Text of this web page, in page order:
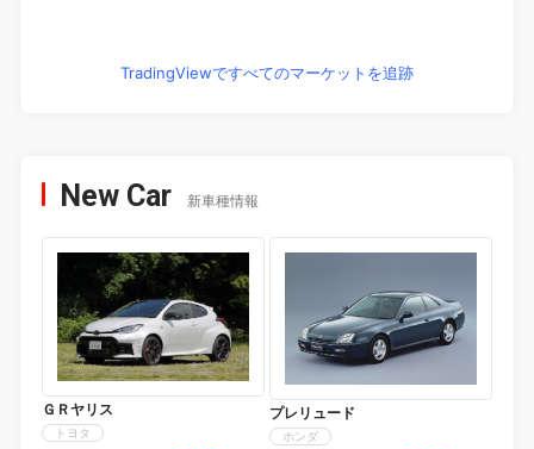
TradingViewですべてのマーケットを追跡
New Car 新車種情報
ＧＲヤリス
トヨタ
プレリュード
ホンダ